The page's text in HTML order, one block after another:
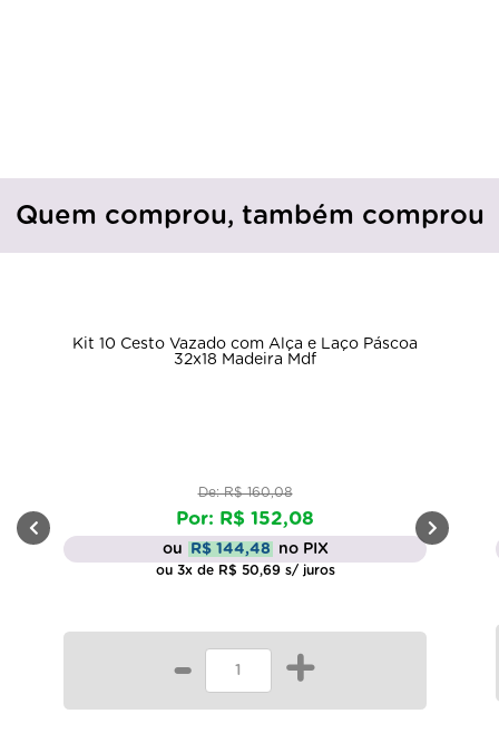
Quem comprou, também comprou
Kit 10 Cesto Vazado com Alça e Laço Páscoa
32x18 Madeira Mdf
De: R$ 160,08
Por: R$ 152,08
ou R$ 144,48 no PIX
ou 3x de R$ 50,69 s/ juros
- +